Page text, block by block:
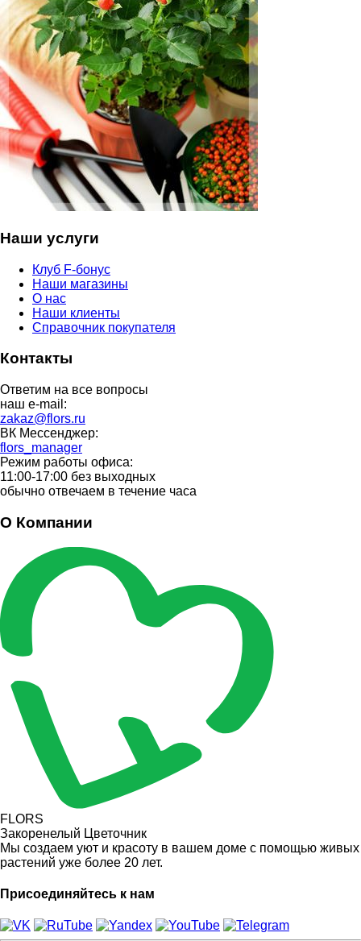
Наши услуги
Клуб F-бонус
Наши магазины
О нас
Наши клиенты
Справочник покупателя
Контакты
Ответим на все вопросы
наш e-mail:
zakaz@flors.ru
ВК Мессенджер:
flors_manager
Режим работы офиса:
11:00-17:00 без выходных
обычно отвечаем в течение часа
О Компании
FLORS
Закоренелый Цветочник
Мы создаем уют и красоту в вашем доме с помощью живых
растений уже более 20 лет.
Присоединяйтесь к нам